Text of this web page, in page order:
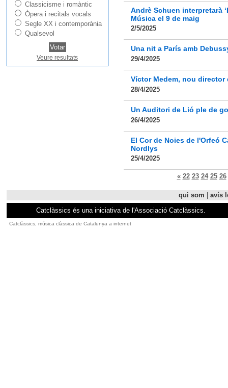
Classicisme i romàntic
Òpera i recitals vocals
Segle XX i contemporània
Qualsevol
Veure resultats
Andrè Schuen interpretarà
Música el 9 de maig
2/5/2025
Una nit a París amb
29/4/2025
Víctor Medem, nou director
28/4/2025
Un Auditori de Lió ple de
26/4/2025
El Cor de Noies de l'Orfeó
Nordlys
25/4/2025
« 22 23 24 25 26
qui som
avís
Catclàssics és una iniciativa de l'Associació Catclàssics.
Catclàssics, música clàssica de Catalunya a internet